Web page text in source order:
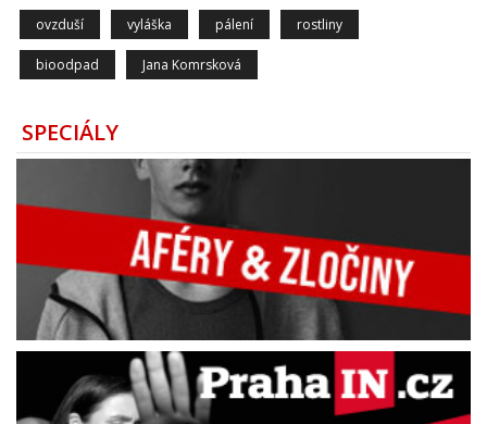
ovzduší vyláška pálení rostliny
bioodpad Jana Komrsková
SPECIÁLY